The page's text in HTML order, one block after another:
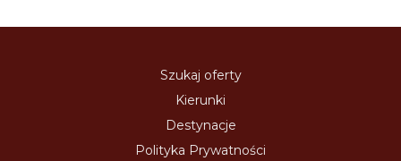
Szukaj oferty
Kierunki
Destynacje
Polityka Prywatności